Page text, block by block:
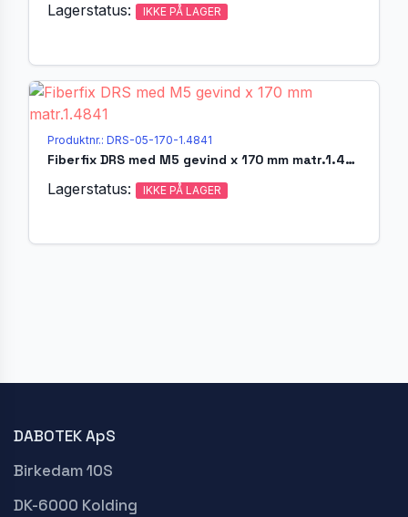
Lagerstatus: IKKE PÅ LAGER
Produktnr.: DRS-05-170-1.4841
Fiberfix DRS med M5 gevind x 170 mm matr.1.4841
Lagerstatus: IKKE PÅ LAGER
DABOTEK ApS
Birkedam 10S
DK-6000 Kolding